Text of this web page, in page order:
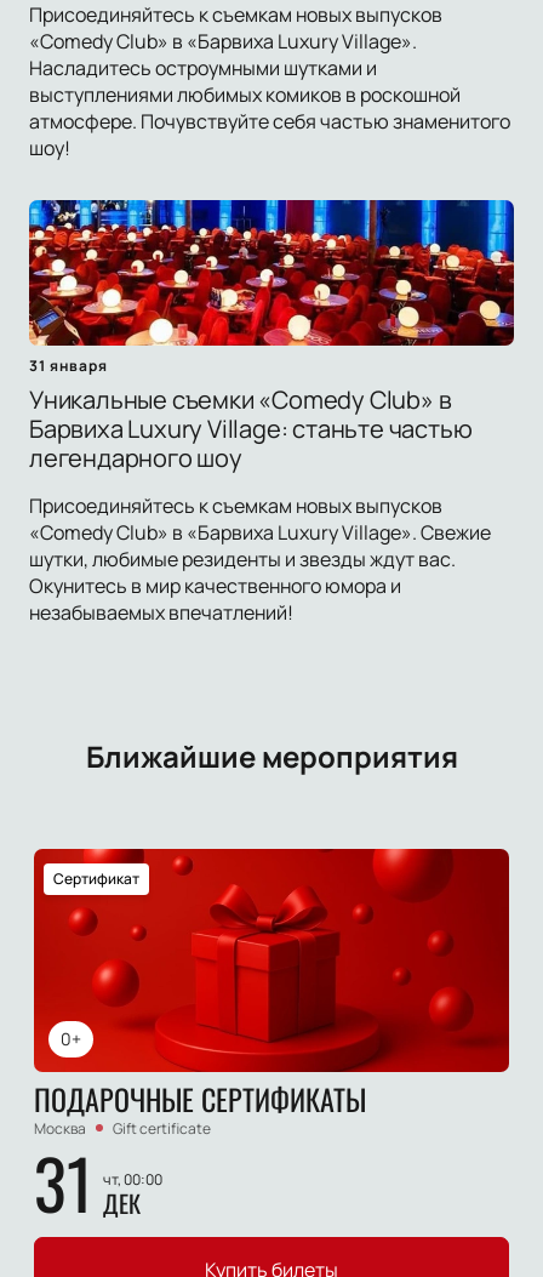
Присоединяйтесь к съемкам новых выпусков
«Comedy Club» в «Барвиха Luxury Village».
Насладитесь остроумными шутками и
выступлениями любимых комиков в роскошной
атмосфере. Почувствуйте себя частью знаменитого
шоу!
31 января
Уникальные съемки «Comedy Club» в
Барвиха Luxury Village: станьте частью
легендарного шоу
Присоединяйтесь к съемкам новых выпусков
«Comedy Club» в «Барвиха Luxury Village». Свежие
шутки, любимые резиденты и звезды ждут вас.
Окунитесь в мир качественного юмора и
незабываемых впечатлений!
Ближайшие мероприятия
0+
Сертификат
ПОДАРОЧНЫЕ СЕРТИФИКАТЫ
Москва Gift certificate
31 чт, 00:00
ДЕК
Купить билеты